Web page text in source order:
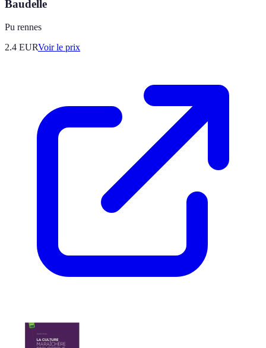
Baudelle
Pu rennes
2.4 EURVoir le prix